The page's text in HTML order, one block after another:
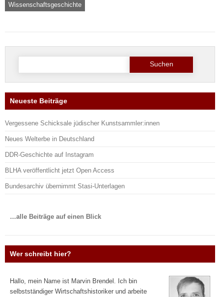
Wissenschaftsgeschichte
Suche
Neueste Beiträge
Vergessene Schicksale jüdischer Kunstsammler:innen
Neues Welterbe in Deutschland
DDR-Geschichte auf Instagram
BLHA veröffentlicht jetzt Open Access
Bundesarchiv übernimmt Stasi-Unterlagen
…alle Beiträge auf einen Blick
Wer schreibt hier?
Hallo, mein Name ist Marvin Brendel. Ich bin
selbstständiger Wirtschaftshistoriker und arbeite